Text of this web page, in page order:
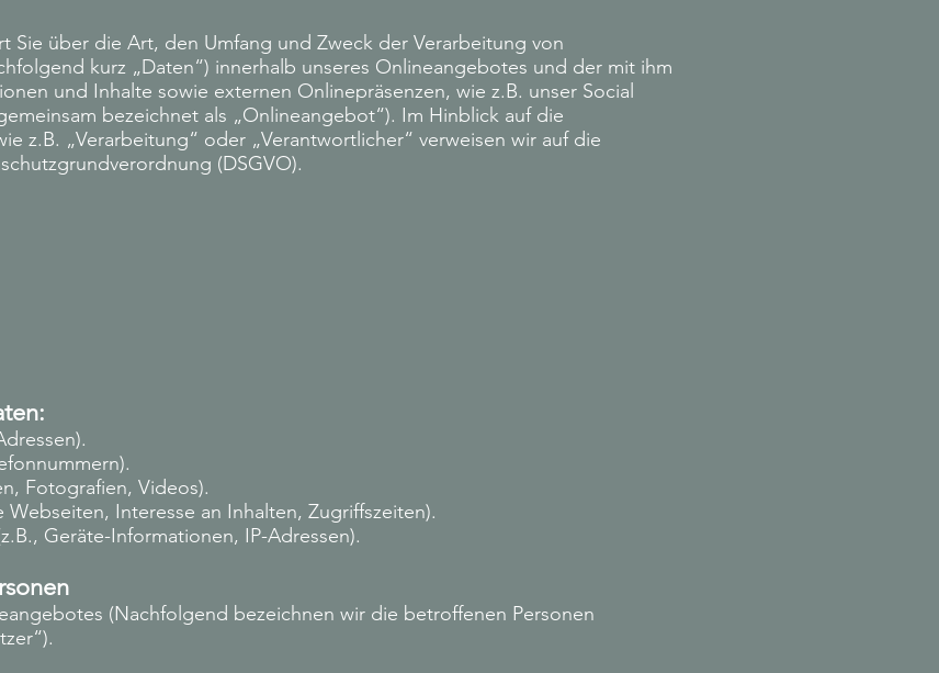
Sie über die Art, den Umfang und Zweck der Verarbeitung von
kurz „Daten“) innerhalb unseres Onlineangebotes und der mit ihm
und Inhalte sowie externen Onlinepräsenzen, wie z.B. unser Social
bezeichnet als „Onlineangebot“). Im Hinblick auf die
z.B. „Verarbeitung“ oder „Verantwortlicher“ verweisen wir auf die
(DSGVO).
Fotografien, Videos).
Interesse an Inhalten, Zugriffszeiten).
Geräte-Informationen, IP-Adressen).
(Nachfolgend bezeichnen wir die betroffenen Personen